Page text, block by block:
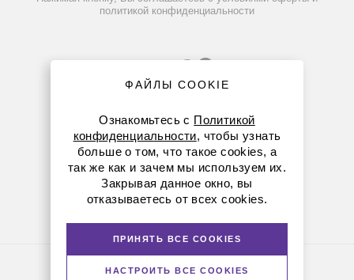
политикой конфиденциальности
8 (800) 234-05-08
+7 (912) 658-76-06
ФАЙЛЫ COOKIE
Ознакомьтесь с Политикой
конфиденциальности, чтобы узнать
больше о том, что такое cookies, а
так же как и зачем мы используем их.
Закрывая данное окно, вы
отказываетесь от всех cookies.
ПРИНЯТЬ ВСЕ COOKIES
НАСТРОИТЬ ВСЕ COOKIES